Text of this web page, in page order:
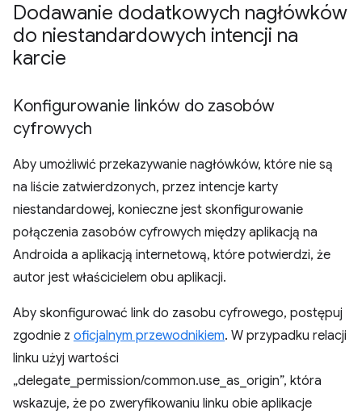
Dodawanie dodatkowych nagłówków
do niestandardowych intencji na
karcie
Konfigurowanie linków do zasobów
cyfrowych
Aby umożliwić przekazywanie nagłówków, które nie są
na liście zatwierdzonych, przez intencje karty
niestandardowej, konieczne jest skonfigurowanie
połączenia zasobów cyfrowych między aplikacją na
Androida a aplikacją internetową, które potwierdzi, że
autor jest właścicielem obu aplikacji.
Aby skonfigurować link do zasobu cyfrowego, postępuj
zgodnie z oficjalnym przewodnikiem. W przypadku relacji
linku użyj wartości
„delegate_permission/common.use_as_origin”, która
wskazuje, że po zweryfikowaniu linku obie aplikacje